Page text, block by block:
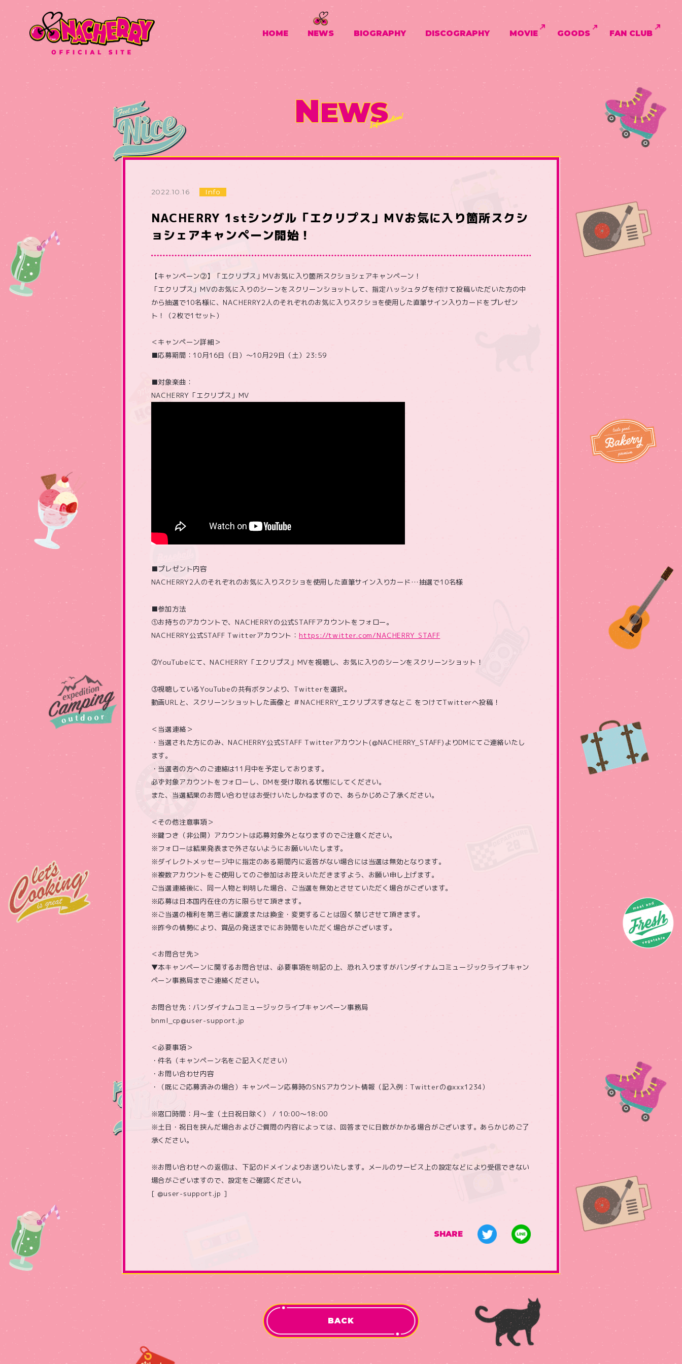
HOME NEWS BIOGRAPHY DISCOGRAPHY MOVIE GOODS FAN CLUB
NEWS
2022.10.16 Info
NACHERRY 1stシングル「エクリプス」MVお気に入り箇所スクシ
ョシェアキャンペーン開始！
【キャンペーン②】「エクリプス」MVお気に入り箇所スクショシェアキャンペーン！
「エクリプス」MVのお気に入りのシーンをスクリーンショットして、指定ハッシュタグを付けて投稿いただいた方の中
から抽選で10名様に、NACHERRY2人のそれぞれのお気に入りスクショを使用した直筆サイン入りカードをプレゼン
ト！（2枚で1セット）
＜キャンペーン詳細＞
■応募期間：10月16日（日）～10月29日（土）23:59
■対象楽曲：
NACHERRY「エクリプス」MV
■プレゼント内容
NACHERRY2人のそれぞれのお気に入りスクショを使用した直筆サイン入りカード…抽選で10名様
■参加方法
①お持ちのアカウントで、NACHERRYの公式STAFFアカウントをフォロー。
NACHERRY公式STAFF Twitterアカウント： https://twitter.com/NACHERRY_STAFF
②YouTubeにて、NACHERRY「エクリプス」MVを視聴し、お気に入りのシーンをスクリーンショット！
③視聴しているYouTubeの共有ボタンより、Twitterを選択。
動画URLと、スクリーンショットした画像と ＃NACHERRY_エクリプスすきなとこ をつけてTwitterへ投稿！
＜当選連絡＞
・当選された方にのみ、NACHERRY公式STAFF Twitterアカウント(@NACHERRY_STAFF)よりDMにてご連絡いたし
ます。
・当選者の方へのご連絡は11月中を予定しております。
必ず対象アカウントをフォローし、DMを受け取れる状態にしてください。
また、当選結果のお問い合わせはお受けいたしかねますので、あらかじめご了承ください。
＜その他注意事項＞
※鍵つき（非公開）アカウントは応募対象外となりますのでご注意ください。
※フォローは結果発表まで外さないようにお願いいたします。
※ダイレクトメッセージ中に指定のある期間内に返答がない場合には当選は無効となります。
※複数アカウントをご使用してのご参加はお控えいただきますよう、お願い申し上げます。
ご当選連絡後に、同一人物と判明した場合、ご当選を無効とさせていただく場合がございます。
※応募は日本国内在住の方に限らせて頂きます。
※ご当選の権利を第三者に譲渡または換金・変更することは固く禁じさせて頂きます。
※昨今の情勢により、賞品の発送までにお時間をいただく場合がございます。
＜お問合せ先＞
▼本キャンペーンに関するお問合せは、必要事項を明記の上、恐れ入りますがバンダイナムコミュージックライブキャン
ペーン事務局までご連絡ください。
お問合せ先：バンダイナムコミュージックライブキャンペーン事務局
bnml_cp@user-support.jp
＜必要事項＞
・件名（キャンペーン名をご記入ください）
・お問い合わせ内容
・（既にご応募済みの場合）キャンペーン応募時のSNSアカウント情報（記入例：Twitterの@xxx1234）
※窓口時間：月～金（土日祝日除く） / 10:00～18:00
※土日・祝日を挟んだ場合およびご質問の内容によっては、回答までに日数がかかる場合がございます。あらかじめご了
承ください。
※お問い合わせへの返信は、下記のドメインよりお送りいたします。メールのサービス上の設定などにより受信できない
場合がございますので、設定をご確認ください。
[ @user-support.jp ]
SHARE
BACK